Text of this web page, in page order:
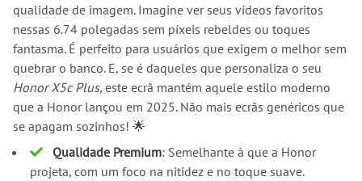
qualidade de imagem. Imagine ver seus vídeos favoritos
nessas 6.74 polegadas sem píxeis rebeldes ou toques
fantasma. É perfeito para usuários que exigem o melhor sem
quebrar o banco. E, se é daqueles que personaliza o seu
Honor X5c Plus, este ecrã mantém aquele estilo moderno
que a Honor lançou em 2025. Não mais ecrãs genéricos que
se apagam sozinhos! 🌟
Qualidade Premium: Semelhante à que a Honor
projeta, com um foco na nitidez e no toque suave.